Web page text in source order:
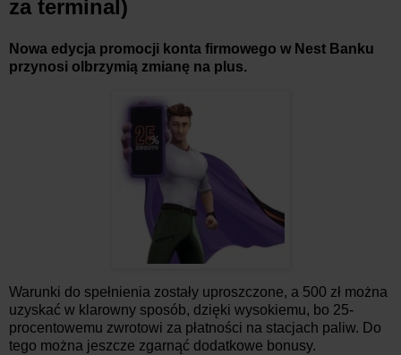
za terminal)
Nowa edycja promocji konta firmowego w Nest Banku
przynosi olbrzymią zmianę na plus.
Warunki do spełnienia zostały uproszczone, a 500 zł można
uzyskać w klarowny sposób, dzięki wysokiemu, bo 25-
procentowemu zwrotowi za płatności na stacjach paliw. Do
tego można jeszcze zgarnąć dodatkowe bonusy.